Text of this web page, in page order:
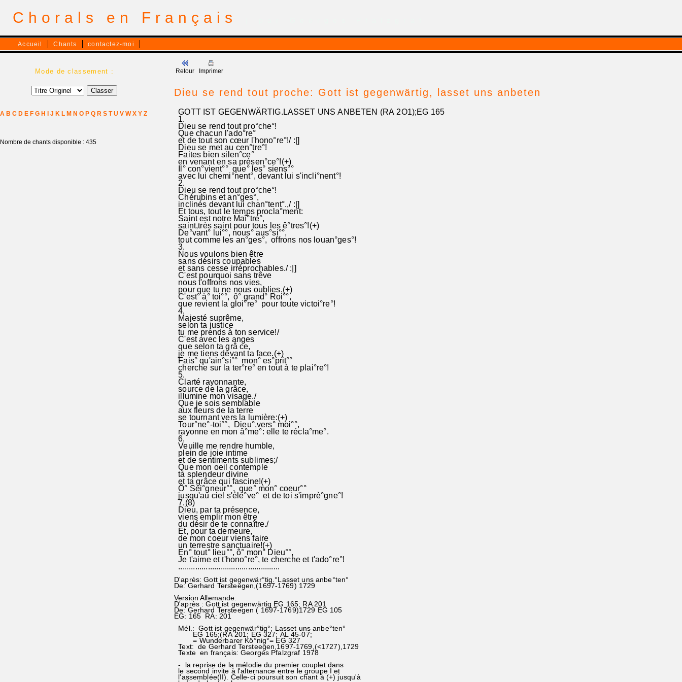
Chorals en Français
Accueil Chants contactez-moi
Mode de classement :
A B C D E F G H J K L M N O P Q R S T U V W X Y Z
Nombre de chants disponible : 435
Retour Imprimer
Dieu se rend tout proche: Gott ist gegenwärtig, lasset uns anbeten
GOTT IST GEGENWÄRTIG.LASSET UNS ANBETEN (RA 2O1);EG 165
1.
Dieu se rend tout pro°che°!
Que chacun l'ado°re°
et de tout son cœur l'hono°re°!/ :|]
Dieu se met au cen°tre°!
Faites bien silen°ce°
en venant en sa présen°ce°!(+)
Il° con°vient°° que° les° siens°°
avec lui chemi°nent°, devant lui s'incli°nent°!
2.
Dieu se rend tout pro°che°!
Chérubins et an°ges°,
inclinés devant lui chan°tent°.,/ :|]
Et tous, tout le temps procla°ment:
Saint est notre Maî°tre°,
saint,très saint pour tous les ê°tres°!(+)
De°vant° lui°°, nous° aus°si°°,
tout comme les an°ges°, offrons nos louan°ges°!
3.
Nous voulons bien être
sans désirs coupables
et sans cesse irréprochables./ :|]
C'est pourquoi sans trêve
nous t'offrons nos vies,
pour que tu ne nous oublies.(+)
C'est° à° toi°°, ô° grand° Roi°°,
que revient la gloi°re° pour toute victoi°re°!
4.
Majesté suprême,
selon ta justice
tu me prends à ton service!/
C'est avec les anges
que selon ta grâ ce,
je me tiens devant ta face.(+)
Fais° qu'ain°si°° mon° es°prit°°
cherche sur la ter°re° en tout à te plai°re°!
5.
Clarté rayonnante,
source de la grâce,
illumine mon visage./
Que je sois semblable
aux fleurs de la terre
se tournant vers la lumière:(+)
Tour°ne°-toi°°, Dieu°,vers° moi°°,
rayonne en mon â°me°: elle te récla°me°.
6.
Veuille me rendre humble,
plein de joie intime
et de sentiments sublimes;/
Que mon oeil contemple
ta splendeur divine
et ta grâce qui fascine!(+)
Ô° Sei°gneur°°, que° mon° coeur°°
jusqu'au ciel s'élè°ve° et de toi s'imprè°gne°!
7.(8)
Dieu, par ta présence,
viens emplir mon être
du désir de te connaître./
Et, pour ta demeure,
de mon coeur viens faire
un terrestre sanctuaire!(+)
En° tout° lieu°°, ô° mon° Dieu°°,
Je t'aime et t'hono°re°, te cherche et t'ado°re°!
................................................
D'après: Gott ist gegenwär°tig.°Lasset uns anbe°ten°
De: Gerhard Tersteegen,(1697-1769) 1729
Version Allemande:
D'après : Gott ist gegenwärtig EG 165; RA 201
De: Gerhard Tersteegen ( 1697-1769)1729 EG 105
EG: 165 RA: 201
Mél.: Gott ist gegenwär°tig°; Lasset uns anbe°ten°
EG 165;(RA 201; EG 327; AL 45-07;
= Wunderbarer Kö°nig°= EG 327
Text: de Gerhard Tersteegen,1697-1769,(<1727),1729
Texte en français: Georges Pfalzgraf 1978
- la reprise de la mélodie du premier couplet dans
le second invite à l'alternance entre le groupe I et
l'assemblée(II). Celle-ci poursuit son chant à (+) jusqu'à